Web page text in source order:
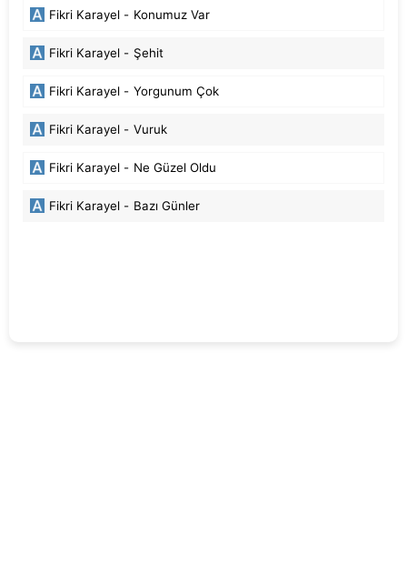
Fikri Karayel - Konumuz Var
Fikri Karayel - Şehit
Fikri Karayel - Yorgunum Çok
Fikri Karayel - Vuruk
Fikri Karayel - Ne Güzel Oldu
Fikri Karayel - Bazı Günler